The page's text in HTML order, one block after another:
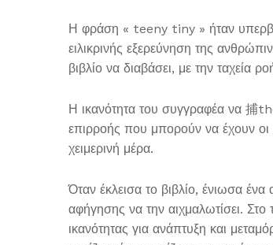
Η φράση « teeny tiny » ήταν
ειλικρινής εξερεύνηση της
βιβλίο να διαβάσει, με την ταχεία
Η ικανότητα του συγγραφέα να 捕
επιρροής που μπορούν να έχουν οι
χειμερινή μέρα.
Όταν έκλεισα το βιβλίο, ένιωσα
αφήγησης να την αιχμαλωτίσει. Στο
ικανότητας για ανάπτυξη και